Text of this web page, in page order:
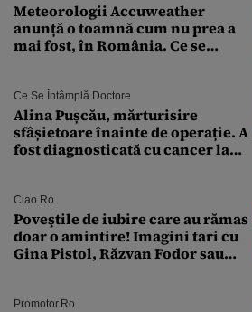
Meteorologii Accuweather
anunță o toamnă cum nu prea a
mai fost, în România. Ce se
București. Pe ce dată ninge
Ce Se Întâmplă Doctore
Alina Pușcău, mărturisire
sfâșietoare înainte de operație. A
fost diagnosticată cu cancer la
îmi salvez viața”
Ciao.ro
Poveştile de iubire care au rămas
doar o amintire! Imagini tari cu
Gina Pistol, Răzvan Fodor sau
Promotor.ro